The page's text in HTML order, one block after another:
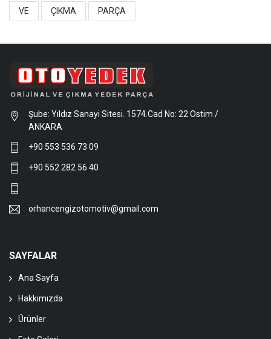
VE ÇIKMA PARÇA
Şube: Yıldız Sanayi Sitesi. 1574.Cad No: 22 Ostim /
ANKARA
+90 553 536 73 09
+90 552 282 56 40
orhancengizotomotiv@gmail.com
SAYFALAR
Ana Sayfa
Hakkımızda
Ürünler